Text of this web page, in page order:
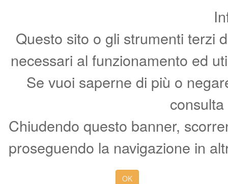
Questo sito o gli strumenti terzi
necessari al funzionamento ed
Se vuoi saperne di più o
Chiudendo questo banner,
proseguendo la navigazione in
OK